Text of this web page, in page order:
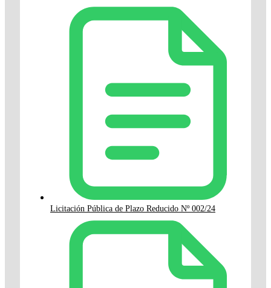
Licitación Pública de Plazo Reducido Nº 002/24